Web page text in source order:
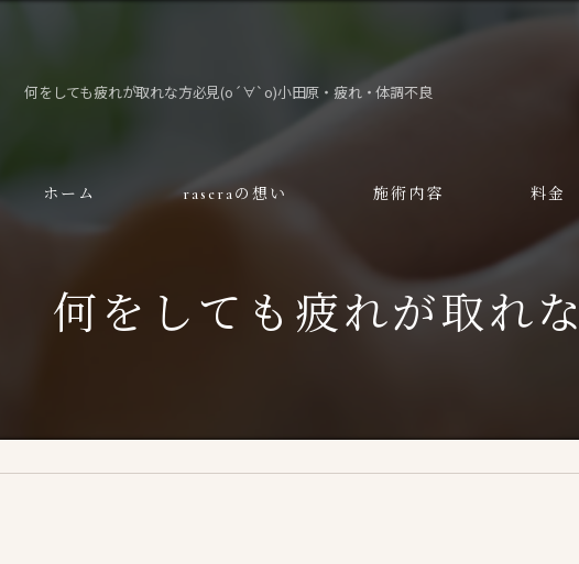
何をしても疲れが取れな方必見(о´∀`о)小田原・疲れ・体調不良
ホーム raseraの想い 施術内容 料金
何をしても疲れが取れ